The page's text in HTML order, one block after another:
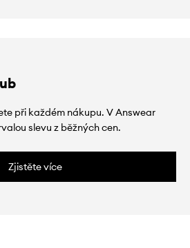
při každém nákupu. V Answear
slevu z běžných cen.
Zjistěte více